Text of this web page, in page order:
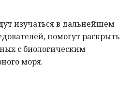
изучаться в дальнейшем
помогут раскрыть
с биологическим
моря.